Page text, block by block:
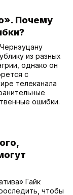
Почему
из разных
однако он
с
телеканала
ошибки.
Гайк
чтобы